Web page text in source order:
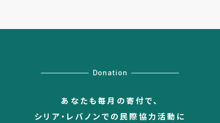
Donation
あなたも毎月の寄付で、
シリア・レバノンでの民際協力活動に